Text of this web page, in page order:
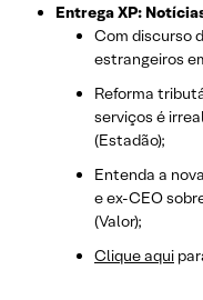
Entrega XP:
Com discurso
estrangeiros
Reforma
serviços é
(Estadão);
Entenda a
e ex-CEO
(Valor);
Clique aqui